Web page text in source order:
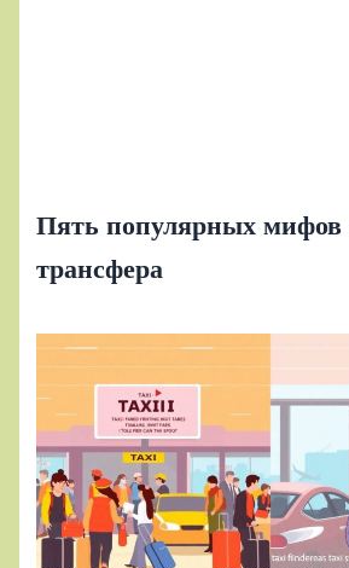
Пять популярных мифов
трансфера